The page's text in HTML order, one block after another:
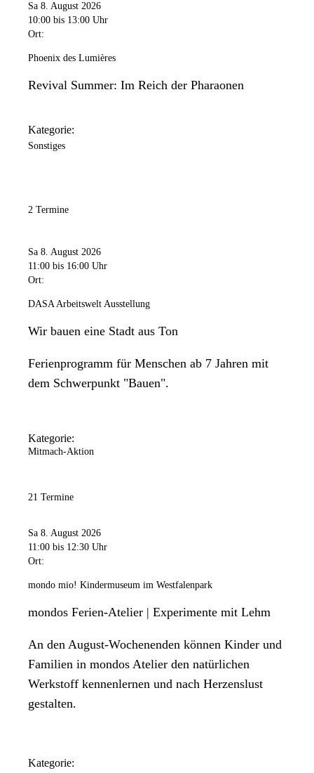
Sa 8. August 2026
10:00 bis 13:00 Uhr
Ort:
Phoenix des Lumières
Revival Summer: Im Reich der Pharaonen
Kategorie:
Sonstiges
2 Termine
Sa 8. August 2026
11:00 bis 16:00 Uhr
Ort:
DASA Arbeitswelt Ausstellung
Wir bauen eine Stadt aus Ton
Ferienprogramm für Menschen ab 7 Jahren mit
dem Schwerpunkt "Bauen".
Kategorie:
Mitmach-Aktion
21 Termine
Sa 8. August 2026
11:00 bis 12:30 Uhr
Ort:
mondo mio! Kindermuseum im Westfalenpark
mondos Ferien-Atelier | Experimente mit Lehm
An den August-Wochenenden können Kinder und
Familien in mondos Atelier den natürlichen
Werkstoff kennenlernen und nach Herzenslust
gestalten.
Kategorie: